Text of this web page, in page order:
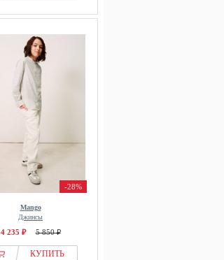
-28%
Mango
Джинсы
4 235 ₽ 5 850 ₽
КУПИТЬ